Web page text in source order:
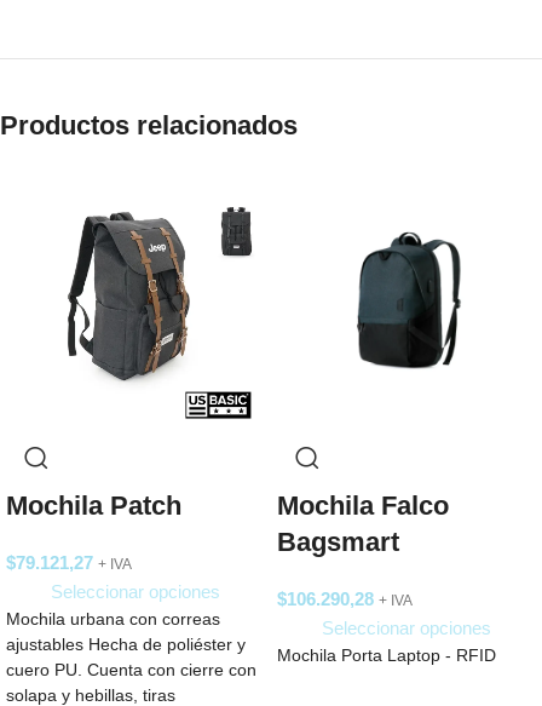
Productos relacionados
Mochila Patch
$79.121,27 + IVA
Seleccionar opciones
Mochila urbana con correas
ajustables Hecha de poliéster y
cuero PU. Cuenta con cierre con
solapa y hebillas, tiras
Mochila Falco
Bagsmart
$106.290,28 + IVA
Seleccionar opciones
Mochila Porta Laptop - RFID